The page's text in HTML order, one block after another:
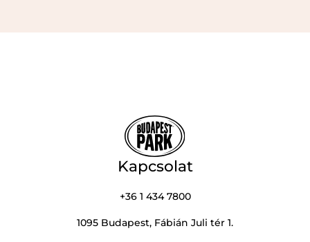
Kapcsolat
+36 1 434 7800
1095 Budapest, Fábián Juli tér 1.